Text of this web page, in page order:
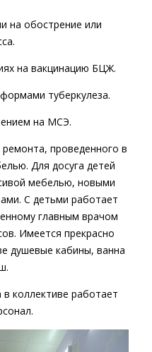
на обострение или
на вакцинацию БЦЖ.
туберкулеза.
на МСЭ.
проведенного в
Для досуга детей
мебелью, новыми
С детьми работает
главным врачом
Имеется прекрасно
душевые кабины, ванна
коллективе работает